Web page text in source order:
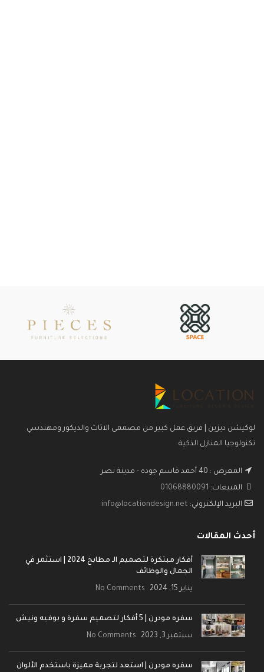
لوكيشن ديزين | فريق عمل كبير من مصممى الاثاث والديكور ومهندسي
تكنولوجيا المنازل الذكية
المعرض : 40 أحمد قاسم جوده - مدينة نصر
المبيعات: 01068880091
البريد الإلكتروني: info@locationdesign.net
أحدث المقالات
أفكار مبتكرة لتصميم الـ مطابخ 2024 | استثمر في
الجمال والوظائف
يناير 15, 2024 No Comments
سفره مودرن | 5 أفكار لتصميم سفرة و بوفيه ونيش
سبتمبر 3, 2023 No Comments
سفره مودرن | استعد لتجربة مميزة باستخدم الألوان